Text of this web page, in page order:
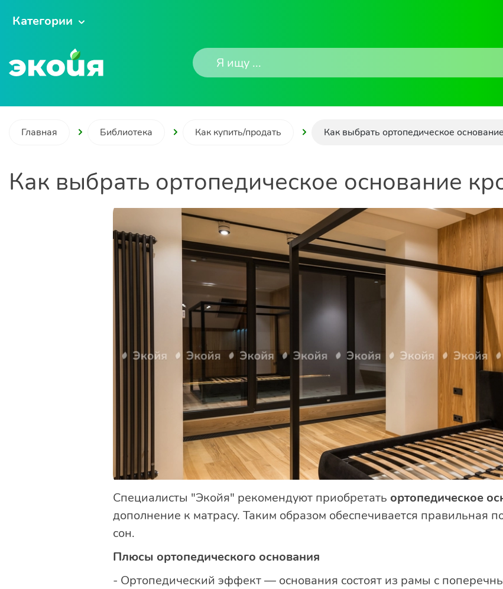
Категории
Главная Библиотека Как купить/продать Как выбрать ортопедическое
Как выбрать ортопедическое основание
Специалисты "Экойя" рекомендуют приобретать ортопедическое
дополнение к матрасу. Таким образом обеспечивается правильная
сон.
Плюсы ортопедического основания
- Ортопедический эффект — основания состоят из рамы с